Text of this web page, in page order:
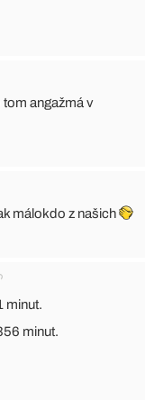
angažmá v
málokdo z našich
minut.
minut.